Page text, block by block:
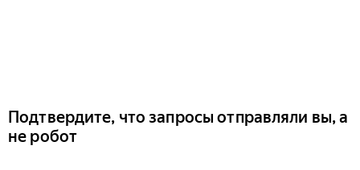
Подтвердите, что запросы отправляли вы, а
не робот